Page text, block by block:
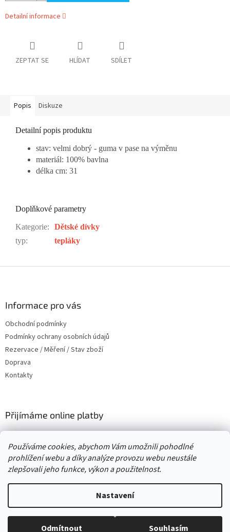
Používáme cookies, abychom Vám umožnili pohodlné
prohlížení webu a díky analýze provozu webu neustále
zlepšovali jeho funkce, výkon a použitelnost.
Nastavení
Odmítnout Souhlasím
Detailní informace
ZEPTAT SE HLÍDAT SDÍLET
Popis Diskuze
Detailní popis produktu
stav: velmi dobrý - guma v pase na výměnu
materiál: 100% bavlna
délka cm: 31
Doplňkové parametry
Kategorie:
Dětské dívky
typ: tepláky
Informace pro vás
Obchodní podmínky
Podmínky ochrany osobních údajů
Rezervace / Měření / Stav zboží
Doprava
Kontakty
Přijímáme online platby
Copyright 2026Second hand online AXEL. Všechna práva
vyhrazena.Upravit nastavení cookies